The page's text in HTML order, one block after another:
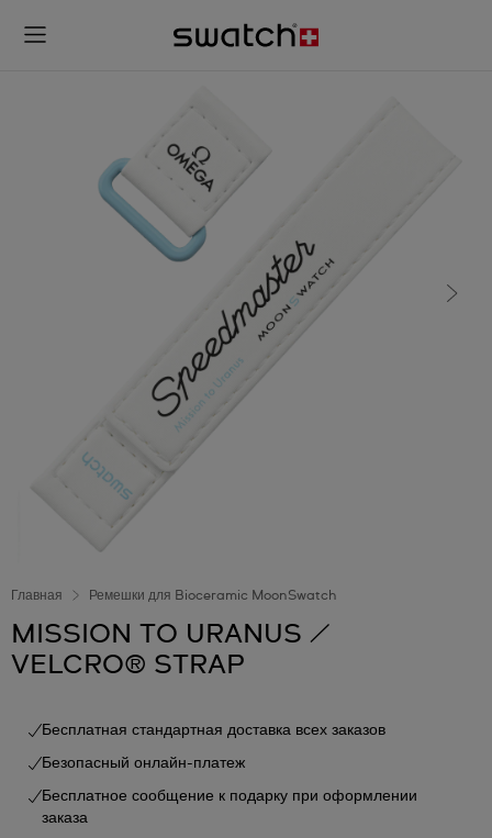
Главная Ремешки для Bioceramic MoonSwatch
MISSION TO URANUS /
VELCRO® STRAP
Бесплатная стандартная доставка всех заказов
Безопасный онлайн-платеж
Бесплатное сообщение к подарку при оформлении
заказа